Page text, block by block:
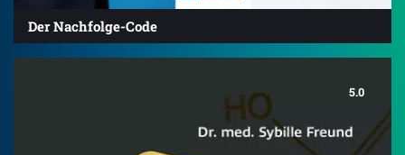
Der Nachfolge-Code
5.0